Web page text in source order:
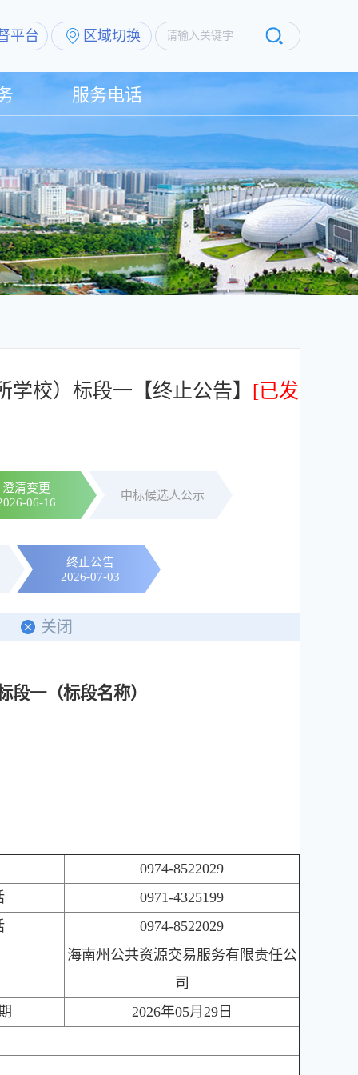
平台 区域切换 请输入关键字
服务电话
校）标段一【终止公告】 [已发
澄清变更
06-16
中标候选人公示
终止公告
2026-07-03
关闭
一（标段名称）
0974-8522029
0971-4325199
0974-8522029
海南州公共资源交易服务有限责任公
司
2026年05月29日